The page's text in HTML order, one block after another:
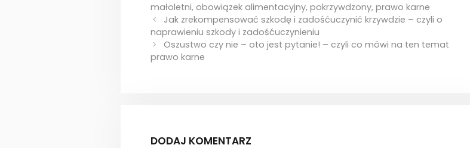
małoletni, obowiązek alimentacyjny, pokrzywdzony, prawo karne
Jak zrekompensować szkodę i zadośćuczynić krzywdzie – czyli o
naprawieniu szkody i zadośćuczynieniu
Oszustwo czy nie – oto jest pytanie! – czyli co mówi na ten temat
prawo karne
DODAJ KOMENTARZ